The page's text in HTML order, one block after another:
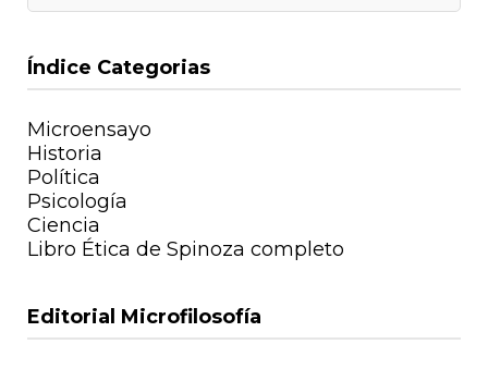
Índice Categorias
Microensayo
Historia
Política
Psicología
Ciencia
Libro Ética de Spinoza completo
Editorial Microfilosofía